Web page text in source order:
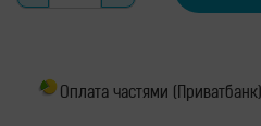
Оплата частями (Приватбанк)